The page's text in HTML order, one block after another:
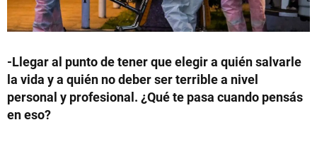
-Llegar al punto de tener que elegir a quién salvarle
la vida y a quién no deber ser terrible a nivel
personal y profesional. ¿Qué te pasa cuando pensás
en eso?